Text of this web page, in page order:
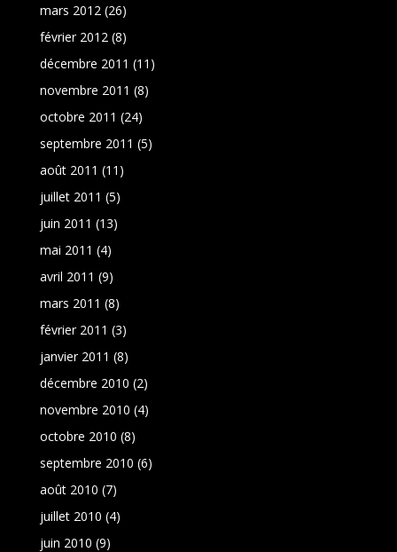
mars 2012 (26)
février 2012 (8)
décembre 2011 (11)
novembre 2011 (8)
octobre 2011 (24)
septembre 2011 (5)
août 2011 (11)
juillet 2011 (5)
juin 2011 (13)
mai 2011 (4)
avril 2011 (9)
mars 2011 (8)
février 2011 (3)
janvier 2011 (8)
décembre 2010 (2)
novembre 2010 (4)
octobre 2010 (8)
septembre 2010 (6)
août 2010 (7)
juillet 2010 (4)
juin 2010 (9)